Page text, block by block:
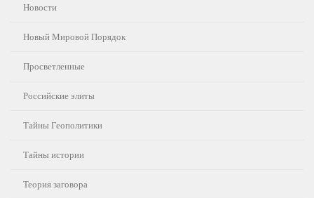
Новости
Новый Мировой Порядок
Просветленные
Российские элиты
Тайны Геополитики
Тайны истории
Теория заговора